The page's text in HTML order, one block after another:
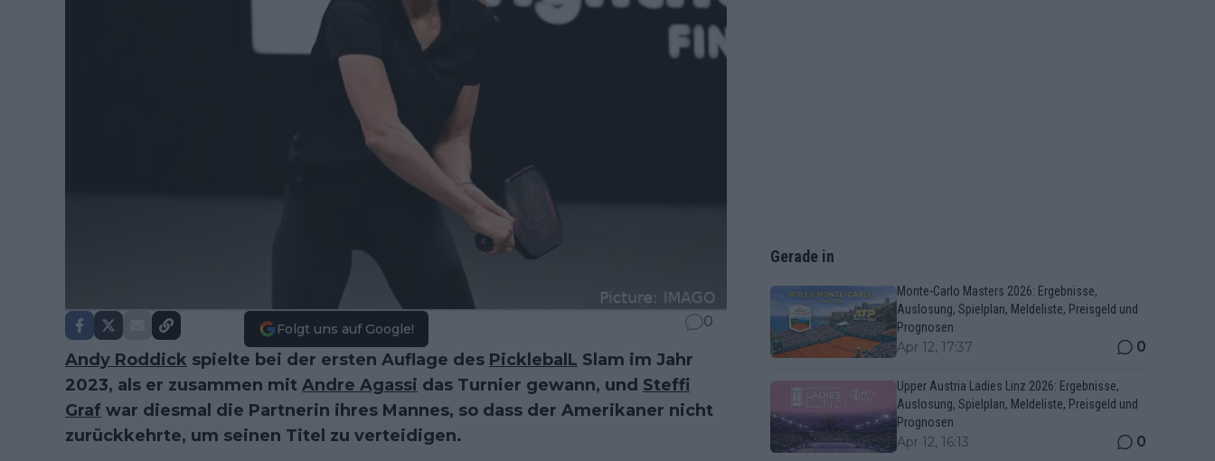
Folgt uns auf Google! 0
Andy Roddick spielte bei der ersten Auflage des PicklebalL Slam im Jahr
2023, als er zusammen mit Andre Agassi das Turnier gewann, und Steffi
Graf war diesmal die Partnerin ihres Mannes, so dass der Amerikaner nicht
zurückkehrte, um seinen Titel zu verteidigen.
Gerade in
Monte-Carlo Masters 2026: Ergebnisse,
Auslosung, Spielplan, Meldeliste, Preisgeld und
Prognosen
Apr 12, 17:37 0
Upper Austria Ladies Linz 2026: Ergebnisse,
Auslosung, Spielplan, Meldeliste, Preisgeld und
Prognosen
Apr 12, 16:13 0